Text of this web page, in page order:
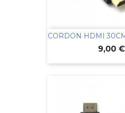
CORDON HDMI
Prix
9,00 €